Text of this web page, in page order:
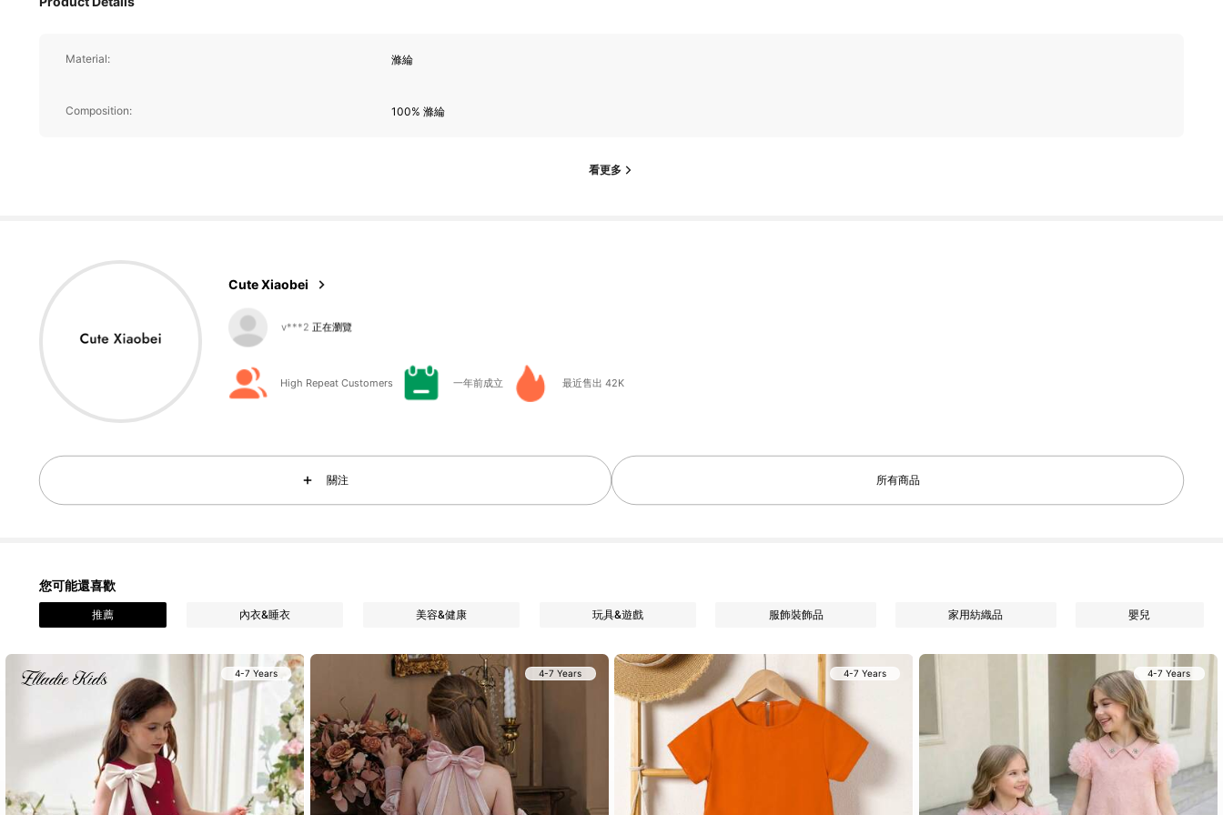
Material: 滌綸
Composition: 100% 滌綸
看更多
Cute Xiaobei
4.93
4.4K 追蹤者
4.93
4.4K 追蹤者
High Repeat Customers 一年前成立 最近售出 42K
關注 所有商品
您可能還喜歡
推薦 內衣&睡衣 美容&健康 玩具&遊戲 服飾裝飾品 家用紡織品 嬰兒
4-7 Years 4-7 Years 4-7 Years 4-7 Years